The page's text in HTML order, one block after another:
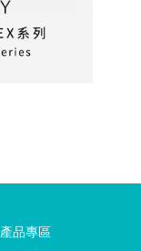
產品專區